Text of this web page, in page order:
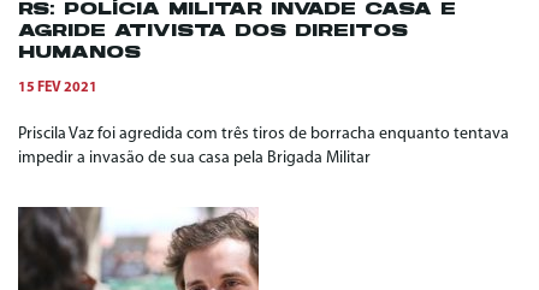
RS: POLÍCIA MILITAR INVADE CASA E
AGRIDE ATIVISTA DOS DIREITOS
HUMANOS
15 FEV 2021
Priscila Vaz foi agredida com três tiros de borracha enquanto tentava
impedir a invasão de sua casa pela Brigada Militar